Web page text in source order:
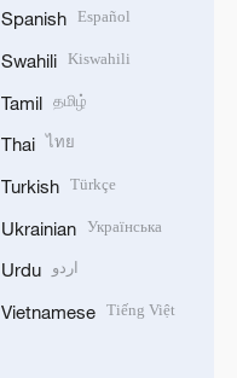
Spanish Español
Swahili Kiswahili
Tamil தமிழ்
Thai ไทย
Turkish Türkçe
Ukrainian Українська
Urdu اردو
Vietnamese Tiếng Việt